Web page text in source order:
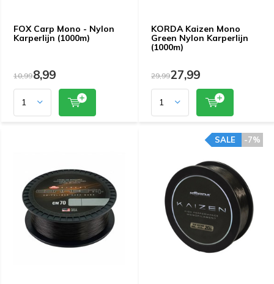
FOX Carp Mono - Nylon
Karperlijn (1000m)
10,998,99
KORDA Kaizen Mono
Green Nylon Karperlijn
(1000m)
29,9927,99
-7%
SALE